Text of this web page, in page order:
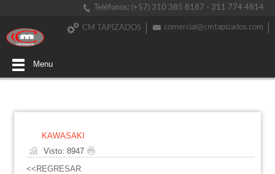
Teléfonos: (+57) 310 385 8187 - 311 774 4814
comercial@cmtapizados.com
CM TAPIZADOS
Menu
KAWASAKI
Visto: 8947
<<REGRESAR